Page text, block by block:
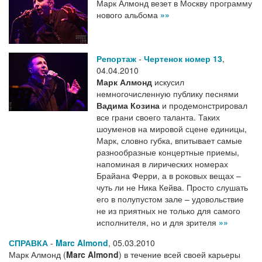
Марк Алмонд везет в Москву программу
нового альбома »»
Репортаж - Чертенок номер 13,
04.04.2010
Марк Алмонд искусил
немногочисленную публику песнями
Вадима Козина и продемонстрировал
все грани своего таланта. Таких
шоуменов на мировой сцене единицы,
Марк, словно губка, впитывает самые
разнообразные концертные приемы,
напоминая в лирических номерах
Брайана Ферри, а в роковых вещах –
чуть ли не Ника Кейва. Просто слушать
его в полупустом зале – удовольствие
не из приятных не только для самого
исполнителя, но и для зрителя »»
СПРАВКА - Marc Almond, 05.03.2010
Марк Алмонд (Marc Almond) в течение всей своей карьеры